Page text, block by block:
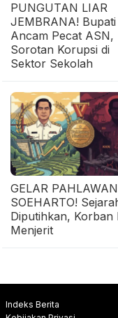
PUNGUTAN LIAR
JEMBRANA! Bupati
Ancam Pecat ASN,
Sorotan Korupsi di
Sektor Sekolah
GELAR PAHLAWAN
SOEHARTO!
Diputihkan, Korban
Menjerit
Indeks Berita